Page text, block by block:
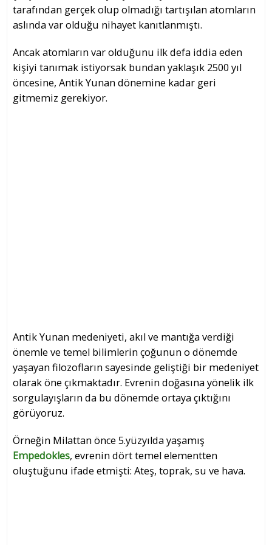
tarafından gerçek olup olmadığı tartışılan atomların
aslında var olduğu nihayet kanıtlanmıştı.
Ancak atomların var olduğunu ilk defa iddia eden
kişiyi tanımak istiyorsak bundan yaklaşık 2500 yıl
öncesine, Antik Yunan dönemine kadar geri
gitmemiz gerekiyor.
Antik Yunan medeniyeti, akıl ve mantığa verdiği
önemle ve temel bilimlerin çoğunun o dönemde
yaşayan filozofların sayesinde geliştiği bir medeniyet
olarak öne çıkmaktadır. Evrenin doğasına yönelik ilk
sorgulayışların da bu dönemde ortaya çıktığını
görüyoruz.
Örneğin Milattan önce 5.yüzyılda yaşamış
Empedokles, evrenin dört temel elementten
oluştuğunu ifade etmişti: Ateş, toprak, su ve hava.